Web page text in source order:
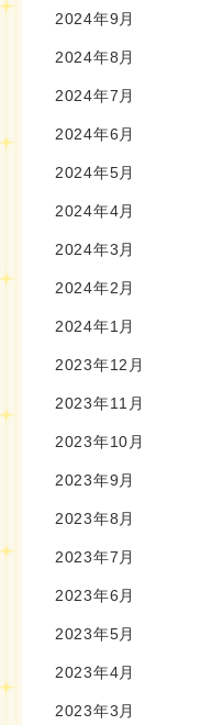
2024年9月
2024年8月
2024年7月
2024年6月
2024年5月
2024年4月
2024年3月
2024年2月
2024年1月
2023年12月
2023年11月
2023年10月
2023年9月
2023年8月
2023年7月
2023年6月
2023年5月
2023年4月
2023年3月